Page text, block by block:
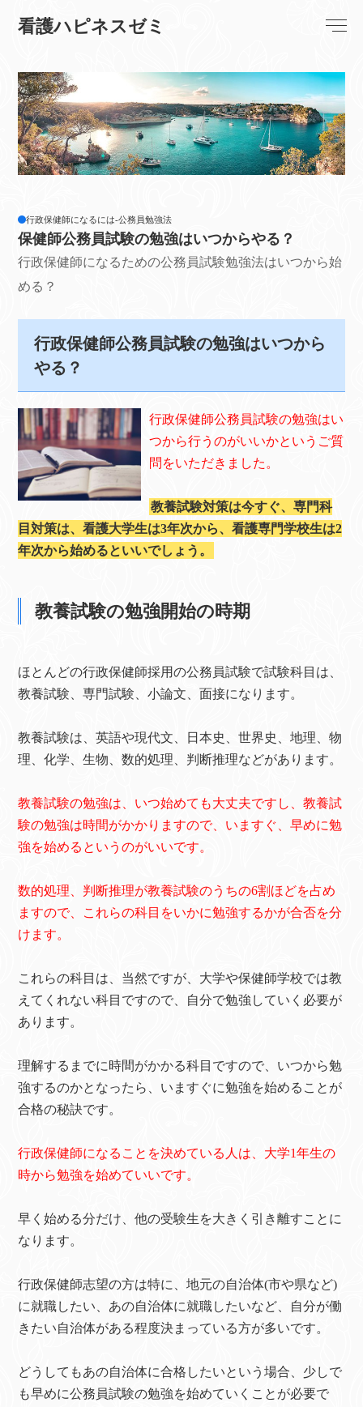
看護ハピネスゼミ
保健師公務員試験の勉強はいつからやる？
行政保健師になるための公務員試験勉強法はいつから始
める？
行政保健師になるには-公務員勉強法
行政保健師公務員試験の勉強はいつから
やる？
行政保健師公務員試験の勉強はい
つから行うのがいいかというご質
問をいただきました。
教養試験対策は今すぐ、専門科
目対策は、看護大学生は3年次から、看護専門学校生は2
年次から始めるといいでしょう。
教養試験の勉強開始の時期
ほとんどの行政保健師採用の公務員試験で試験科目は、
教養試験、専門試験、小論文、面接になります。
教養試験は、英語や現代文、日本史、世界史、地理、物
理、化学、生物、数的処理、判断推理などがあります。
教養試験の勉強は、いつ始めても大丈夫ですし、教養試
験の勉強は時間がかかりますので、いますぐ、早めに勉
強を始めるというのがいいです。
数的処理、判断推理が教養試験のうちの6割ほどを占め
ますので、これらの科目をいかに勉強するかが合否を分
けます。
これらの科目は、当然ですが、大学や保健師学校では教
えてくれない科目ですので、自分で勉強していく必要が
あります。
理解するまでに時間がかかる科目ですので、いつから勉
強するのかとなったら、いますぐに勉強を始めることが
合格の秘訣です。
行政保健師になることを決めている人は、大学1年生の
時から勉強を始めていいです。
早く始める分だけ、他の受験生を大きく引き離すことに
なります。
行政保健師志望の方は特に、地元の自治体(市や県など)
に就職したい、あの自治体に就職したいなど、自分が働
きたい自治体がある程度決まっている方が多いです。
どうしてもあの自治体に合格したいという場合、少しで
も早めに公務員試験の勉強を始めていくことが必要で